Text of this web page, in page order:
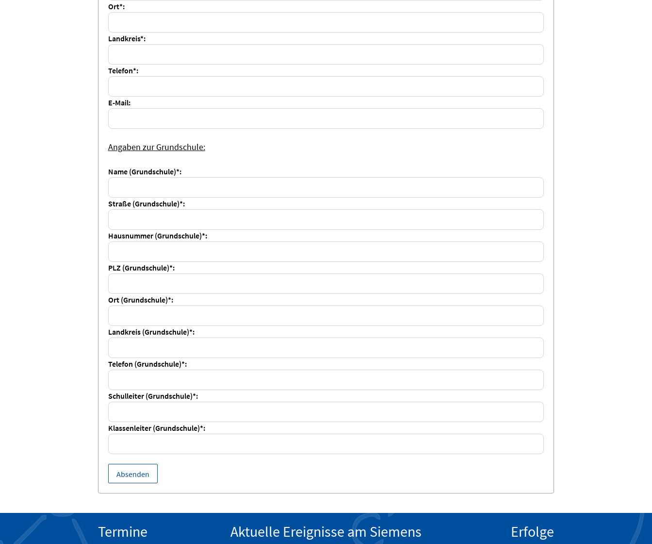
Ort*:
Landkreis*:
Telefon*:
E-Mail:
Angaben zur Grundschule:
Name (Grundschule)*:
Straße (Grundschule)*:
Hausnummer (Grundschule)*:
PLZ (Grundschule)*:
Ort (Grundschule)*:
Landkreis (Grundschule)*:
Telefon (Grundschule)*:
Schulleiter (Grundschule)*:
Klassenleiter (Grundschule)*:
Absenden
Termine Aktuelle Ereignisse am Siemens Erfolge